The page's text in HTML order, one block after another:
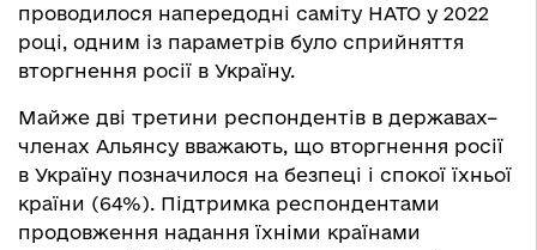
проводилося напередодні саміту НАТО у 2022
році, одним із параметрів було сприйняття
вторгнення росії в Україну.
Майже дві третини респондентів в державах–
членах Альянсу вважають, що вторгнення росії
в Україну позначилося на безпеці і спокої їхньої
країни (64%). Підтримка респондентами
продовження надання їхніми країнами